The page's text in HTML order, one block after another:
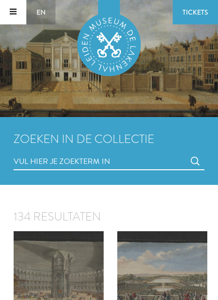
EN TICKETS
ZOEKEN IN DE COLLECTIE
134 RESULTATEN